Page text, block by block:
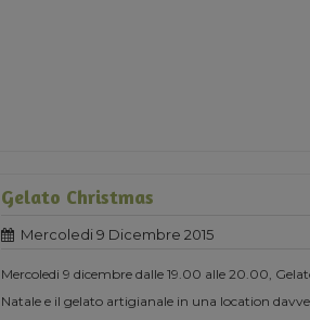
Gelato Christmas
Mercoledi 9 Dicembre 2015
Mercoledi 9 dicembre dalle 19.00 alle 20.00,
Natale e il gelato artigianale in una location